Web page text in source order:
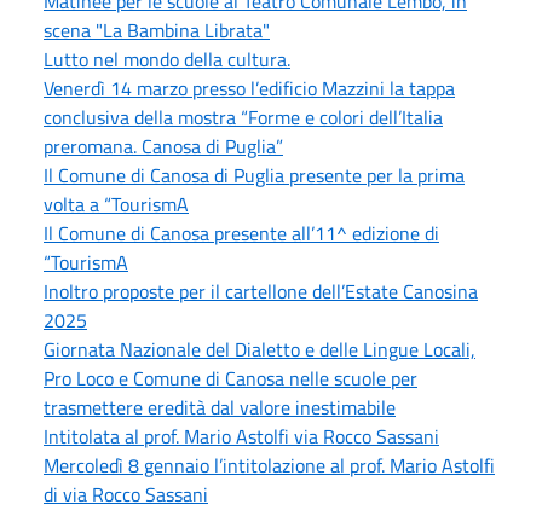
scena "La Bambina Librata"
Lutto nel mondo della cultura.
Venerdì 14 marzo presso l’edificio Mazzini la tappa
conclusiva della mostra “Forme e colori dell’Italia
preromana. Canosa di Puglia”
Il Comune di Canosa di Puglia presente per la prima
volta a “TourismA
Il Comune di Canosa presente all’11^ edizione di
“TourismA
Inoltro proposte per il cartellone dell’Estate Canosina
2025
Giornata Nazionale del Dialetto e delle Lingue Locali,
Pro Loco e Comune di Canosa nelle scuole per
trasmettere eredità dal valore inestimabile
Intitolata al prof. Mario Astolfi via Rocco Sassani
Mercoledì 8 gennaio l’intitolazione al prof. Mario Astolfi
di via Rocco Sassani